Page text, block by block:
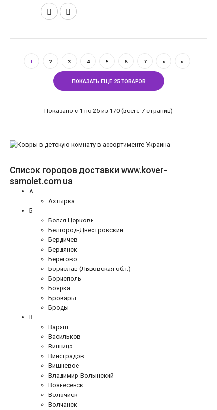
1 2 3 4 5 6 7 > >|
ПОКАЗАТЬ ЕЩЕ 25 ТОВАРОВ
Показано с 1 по 25 из 170 (всего 7 страниц)
Список городов доставки www.kover-
samolet.com.ua
А
Ахтырка
Б
Белая Церковь
Белгород-Днестровский
Бердичев
Бердянск
Берегово
Борислав (Львовская обл.)
Борисполь
Боярка
Бровары
Броды
В
Вараш
Васильков
Винница
Виноградов
Вишневое
Владимир-Волынский
Вознесенск
Волочиск
Волчанск